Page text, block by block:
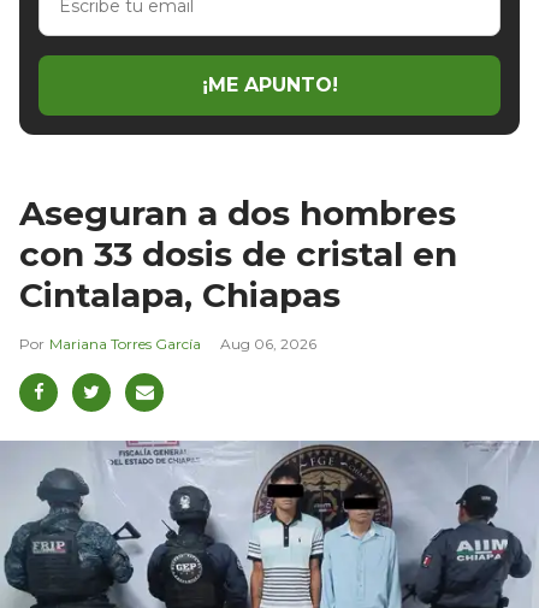
email
¡ME APUNTO!
Aseguran a dos hombres
con 33 dosis de cristal en
Cintalapa, Chiapas
Mariana Torres García Aug 06, 2026